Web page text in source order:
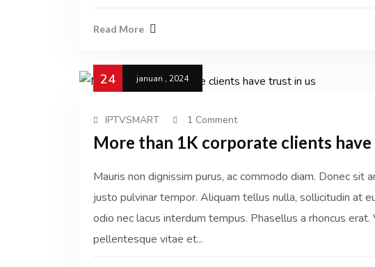
Read More
24 januari , 2024
IPTVSMART 1 Comment
More than 1K corporate clients
Mauris non dignissim purus, ac commodo diam. Donec sit
justo pulvinar tempor. Aliquam tellus nulla, sollicitudin at
odio nec lacus interdum tempus. Phasellus a rhoncus
pellentesque vitae et...